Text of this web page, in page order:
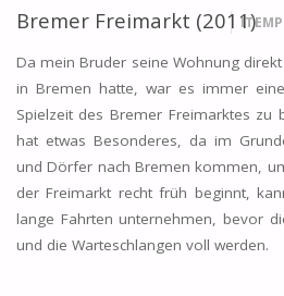
Bremer Freimarkt (2011)
Da mein Bruder seine Wohnung
in Bremen hatte, war es immer
Spielzeit des Bremer Freimarktes zu
hat etwas Besonderes, da im
und Dörfer nach Bremen kommen,
der Freimarkt recht früh beginnt,
lange Fahrten unternehmen, bevor
und die Warteschlangen voll werden.